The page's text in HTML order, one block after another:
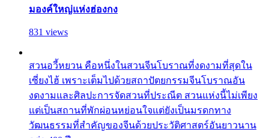
มองค์ใหญ่แห่งฮ่องกง
831 views
สวนอวี้หยวน คือหนึ่งในสวนจีนโบราณที่งดงามที่สุดใน
เซี่ยงไฮ้ เพราะเต็มไปด้วยสถาปัตยกรรมจีนโบราณอัน
งดงามและศิลปะการจัดสวนที่ประณีต สวนแห่งนี้ไม่เพียง
แต่เป็นสถานที่พักผ่อนหย่อนใจแต่ยังเป็นมรดกทาง
วัฒนธรรมที่สำคัญของจีนด้วยประวัติศาสตร์อันยาวนาน